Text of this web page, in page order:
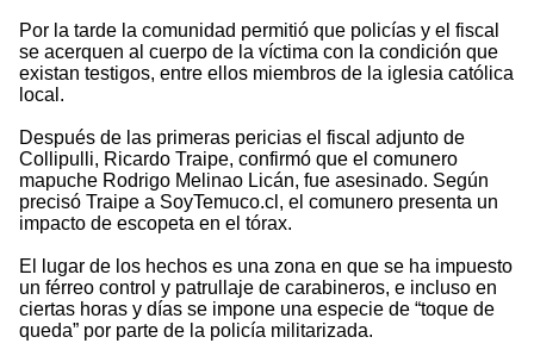
Por la tarde la comunidad permitió que policías y el fiscal
se acerquen al cuerpo de la víctima con la condición que
existan testigos, entre ellos miembros de la iglesia católica
local.
Después de las primeras pericias el fiscal adjunto de
Collipulli, Ricardo Traipe, confirmó que el comunero
mapuche Rodrigo Melinao Licán, fue asesinado. Según
precisó Traipe a SoyTemuco.cl, el comunero presenta un
impacto de escopeta en el tórax.
El lugar de los hechos es una zona en que se ha impuesto
un férreo control y patrullaje de carabineros, e incluso en
ciertas horas y días se impone una especie de “toque de
queda” por parte de la policía militarizada.